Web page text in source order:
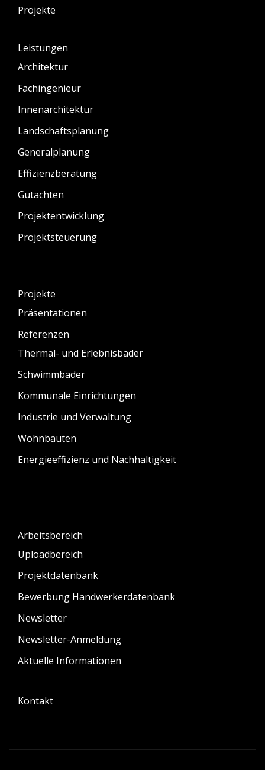
Projekte
Leistungen
Architektur
Fachingenieur
Innenarchitektur
Landschaftsplanung
Generalplanung
Effizienzberatung
Gutachten
Projektentwicklung
Projektsteuerung
Projekte
Präsentationen
Referenzen
Thermal- und Erlebnisbäder
Schwimmbäder
Kommunale Einrichtungen
Industrie und Verwaltung
Wohnbauten
Energieeffizienz und Nachhaltigkeit
Arbeitsbereich
Uploadbereich
Projektdatenbank
Bewerbung Handwerkerdatenbank
Newsletter
Newsletter-Anmeldung
Aktuelle Informationen
Kontakt